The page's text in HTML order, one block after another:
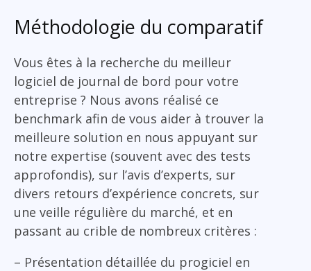
Méthodologie du comparatif
Vous êtes à la recherche du meilleur
logiciel de journal de bord pour votre
entreprise ? Nous avons réalisé ce
benchmark afin de vous aider à trouver la
meilleure solution en nous appuyant sur
notre expertise (souvent avec des tests
approfondis), sur l’avis d’experts, sur
divers retours d’expérience concrets, sur
une veille régulière du marché, et en
passant au crible de nombreux critères :
– Présentation détaillée du progiciel en